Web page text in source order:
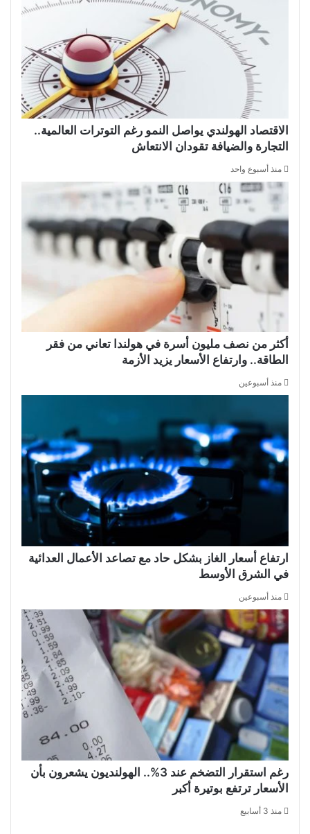
الاقتصاد الهولندي يواصل النمو رغم التوترات العالمية..
التجارة والضيافة تقودان الانتعاش
منذ أسبوع واحد
أكثر من نصف مليون أسرة في هولندا تعاني من فقر
الطاقة.. وارتفاع الأسعار يزيد الأزمة
منذ أسبوعين
ارتفاع أسعار الغاز بشكل حاد مع تصاعد الأعمال العدائية
في الشرق الأوسط
منذ أسبوعين
رغم استقرار التضخم عند 3%.. الهولنديون يشعرون بأن
الأسعار ترتفع بوتيرة أكبر
منذ 3 أسابيع